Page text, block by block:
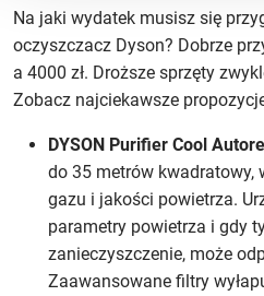
Na jaki wydatek musisz się
oczyszczacz Dyson? Dobrze
a 4000 zł. Droższe sprzęty
Zobacz najciekawsze
DYSON Purifier Cool
do 35 metrów kwadratowy,
gazu i jakości powietrza.
parametry powietrza i gdy
zanieczyszczenie, może
Zaawansowane filtry